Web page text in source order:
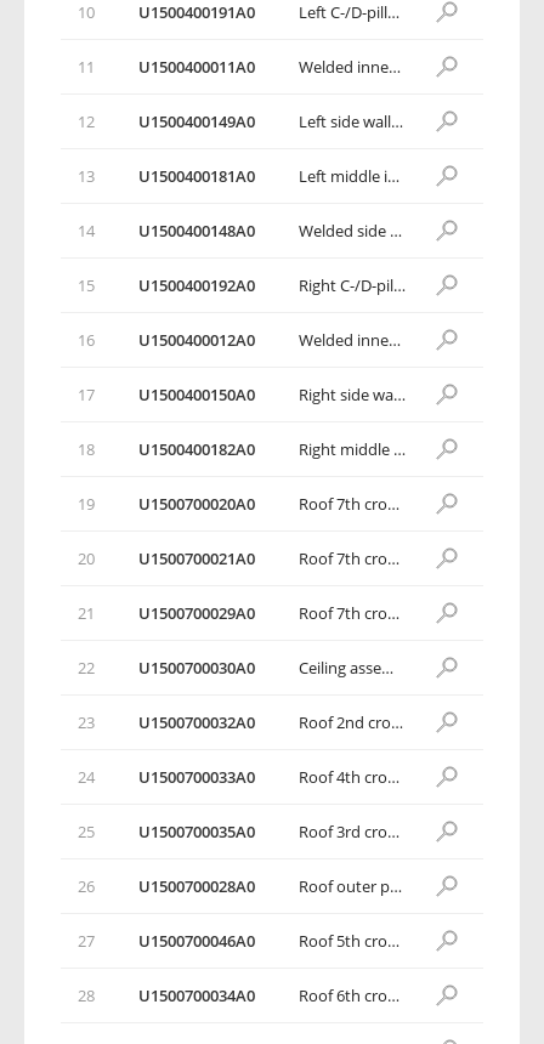
10 U1500400191A0 Left C-/D-pillar inner panel assembly
11 U1500400011А0 Welded inner panel assembly, A-pillar
12 U1500400149A0 Left side wall outer panel weldment assembly
13 U1500400181А0 Left middle inner panel weldment assembly
14 U1500400148A0 Welded side wall assembly
15 U1500400192A0 Right C-/D-pillar inner panel assembly
16 U1500400012A0 Welded inner panel assembly, A-pillar
17 U1500400150A0 Right side wall outer panel weldment assembly
18 U1500400182A0 Right middle inner panel weldment assembly
19 U1500700020A0 Roof 7th crossbeam assembly
20 U1500700021А0 Roof 7th crossbeam upper panel assembly
21 U1500700029A0 Roof 7th crossbeam lower panel
22 U1500700030A0 Ceiling assembly
23 U1500700032A0 Roof 2nd crossbeam
24 U1500700033A0 Roof 4th crossbeam
25 U1500700035A0 Roof 3rd crossbeam
26 U1500700028A0 Roof outer panel
27 U1500700046A0 Roof 5th crossbeam
28 U1500700034A0 Roof 6th crossbeam